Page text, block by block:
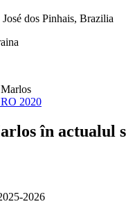
José dos Pinhais, Brazilia
2020
în actualul
2026